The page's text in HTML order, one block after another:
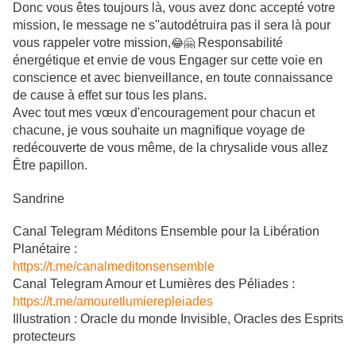
Donc vous êtes toujours là, vous avez donc accepté votre
mission, le message ne s''autodétruira pas il sera là pour
vous rappeler votre mission,😂🤗 Responsabilité
énergétique et envie de vous Engager sur cette voie en
conscience et avec bienveillance, en toute connaissance
de cause à effet sur tous les plans.
Avec tout mes vœux d'encouragement pour chacun et
chacune, je vous souhaite un magnifique voyage de
redécouverte de vous même, de la chrysalide vous allez
Être papillon.
Sandrine
Canal Telegram Méditons Ensemble pour la Libération
Planétaire :
https://t.me/canalmeditonsensemble
Canal Telegram Amour et Lumières des Péliades :
https://t.me/amouretlumierepleiades
Illustration : Oracle du monde Invisible, Oracles des Esprits
protecteurs